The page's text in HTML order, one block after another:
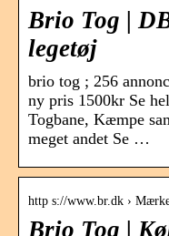
Brio Tog |
legetøj
brio tog ; 256
ny pris 1500kr Se
Togbane, Kæmpe
meget andet Se …
http s://www.br.dk ›
Brio Tog |